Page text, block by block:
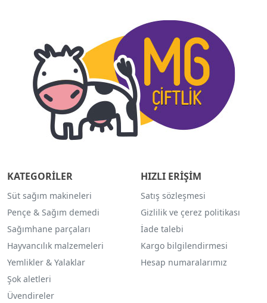
KATEGORİLER
Süt sağım makineleri
Pençe & Sağım demedi
Sağımhane parçaları
Hayvancılık malzemeleri
Yemlikler & Yalaklar
Şok aletleri
Üvendireler
HIZLI ERİŞİM
Satış sözleşmesi
Gizlilik ve çerez politikası
İade talebi
Kargo bilgilendirmesi
Hesap numaralarımız